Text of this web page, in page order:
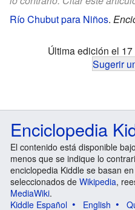
Río Chubut para Niños.
Última edición el
Sugerir
Enciclopedia
El contenido está disponible
menos que se indique lo
enciclopedia Kiddle se basan
seleccionados de Wikipedia,
MediaWiki.
Kiddle Español
English